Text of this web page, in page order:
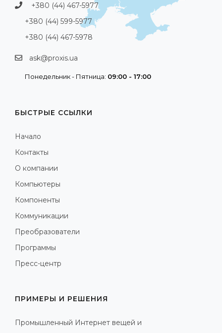
+380 (44) 467-5977
+380 (44) 599-5977
+380 (44) 467-5978
ask@proxis.ua
Понедельник - Пятница: 09:00 - 17:00
БЫСТРЫЕ ССЫЛКИ
Начало
Контакты
О компании
Компьютеры
Компоненты
Коммуникации
Преобразователи
Программы
Пресс-центр
ПРИМЕРЫ И РЕШЕНИЯ
Промышленный Интернет вещей и